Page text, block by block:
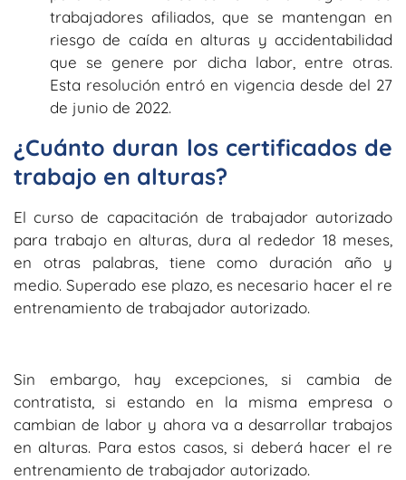
trabajadores afiliados, que se mantengan en
riesgo de caída en alturas y accidentabilidad
que se genere por dicha labor, entre otras.
Esta resolución entró en vigencia desde del 27
de junio de 2022.
¿Cuánto duran los certificados de
trabajo en alturas?
El curso de capacitación de trabajador autorizado
para trabajo en alturas, dura al rededor 18 meses,
en otras palabras, tiene como duración año y
medio. Superado ese plazo, es necesario hacer el re
entrenamiento de trabajador autorizado.
Sin embargo, hay excepciones, si cambia de
contratista, si estando en la misma empresa o
cambian de labor y ahora va a desarrollar trabajos
en alturas. Para estos casos, si deberá hacer el re
entrenamiento de trabajador autorizado.